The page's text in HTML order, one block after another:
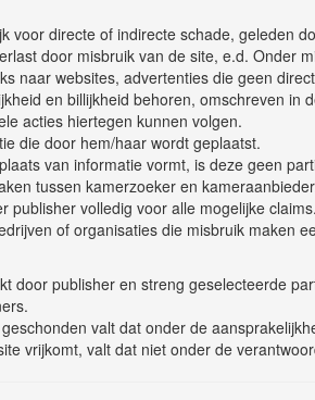
voor directe of indirecte schade, geleden
door misbruik van de site, e.d. Onder
naar websites, advertenties die geen
en billijkheid behoren, omschreven
acties hiertegen kunnen volgen.
die door hem/haar wordt geplaatst.
van informatie vormt, is deze geen
tussen kamerzoeker en
publisher volledig voor alle mogelijke claims.
of organisaties die misbruik maken
door publisher en streng geselecteerde
valt dat onder de
vrijkomt, valt dat niet onder de